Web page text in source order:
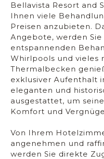
Bellavista Resort and
Ihnen viele
Preisen anzubieten.
Angebote, werden Sie
entspannenden
Whirlpools und vieles
Thermalbecken
exklusiver Aufenthalt
eleganten und
ausgestattet, um
Komfort und
Von Ihrem
angenehmen und
werden Sie direkte